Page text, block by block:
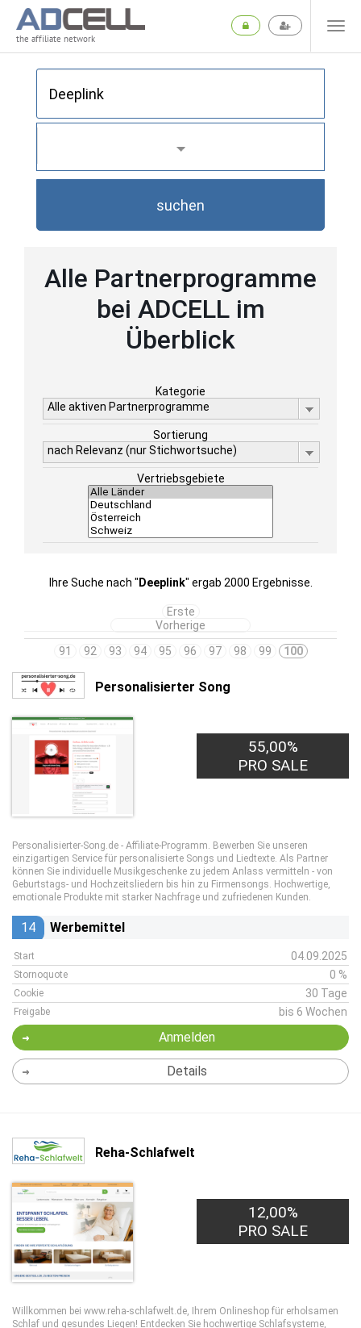
the affiliate network
suchen
Alle Partnerprogramme
bei ADCELL im
Überblick
Kategorie
Alle aktiven Partnerprogramme
Sortierung
nach Relevanz (nur Stichwortsuche)
Vertriebsgebiete
Ihre Suche nach " Deeplink" ergab 2000 Ergebnisse.
Erste
Vorherige
91
92 93 94 95 96 97 98 99 100
Personalisierter Song
55,00%
PRO SALE
Personalisierter-Song.de - Affiliate-Programm. Bewerben Sie unseren
einzigartigen Service für personalisierte Songs und Liedtexte. Als Partner
können Sie individuelle Musikgeschenke zu jedem Anlass vermitteln - von
Geburtstags- und Hochzeitsliedern bis hin zu Firmensongs. Hochwertige,
emotionale Produkte mit starker Nachfrage und zufriedenen Kunden.
14 Werbemittel
Start 04.09.2025
Stornoquote 0 %
Cookie 30 Tage
Freigabe bis 6 Wochen
Anmelden
Details
Reha-Schlafwelt
12,00%
PRO SALE
Willkommen bei www.reha-schlafwelt.de, Ihrem Onlineshop für erholsamen
Schlaf und gesundes Liegen! Entdecken Sie hochwertige Schlafsysteme,